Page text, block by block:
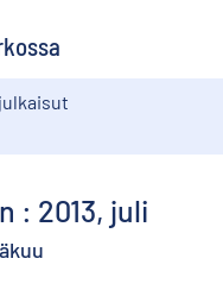
: 2013, juli